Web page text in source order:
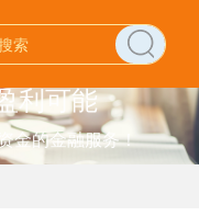
利可能
金的金融服务！